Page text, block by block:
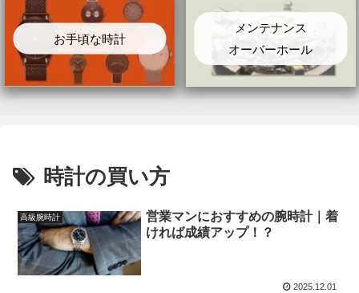
お手頃な時計
メンテナンス
オーバーホール
時計の買い方
高級腕時計
営業マンにおすすめの腕時計｜着
ければ成績アップ！？
2025.12.01